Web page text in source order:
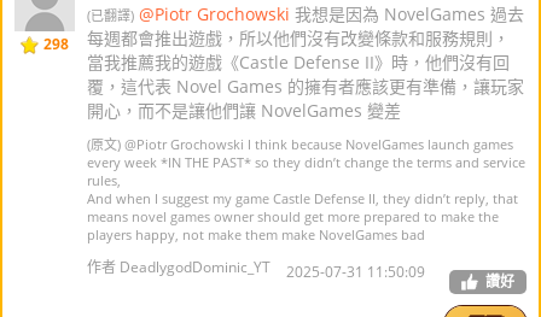
298
(已翻譯) @Piotr Grochowski 我想是因為 NovelGames 過去
每週都會推出遊戲，所以他們沒有改變條款和服務規則，
當我推薦我的遊戲《Castle Defense II》時，他們沒有回
覆，這代表 Novel Games 的擁有者應該更有準備，讓玩家
開心，而不是讓他們讓 NovelGames 變差
(原文) @Piotr Grochowski I think because NovelGames launch games
every week *IN THE PAST* so they didn’t change the terms and service
rules,
And when I suggest my game Castle Defense II, they didn’t reply, that
means novel games owner should get more prepared to make the
players happy, not make them make NovelGames bad
作者 DeadlygodDominic_YT 2025-07-31 11:50:09 讚好